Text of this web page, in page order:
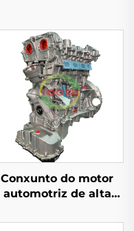
Conxunto do motor
automotriz de alta
cilindros,